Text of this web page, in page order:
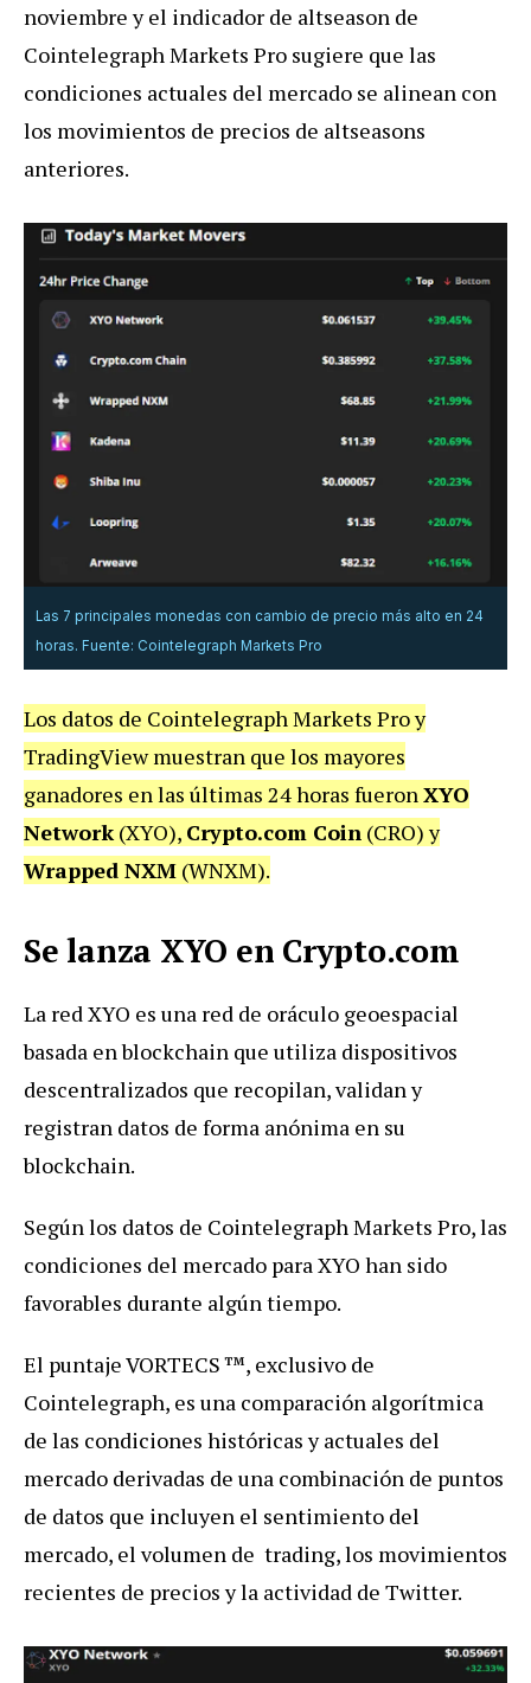
noviembre y el indicador de altseason de
Cointelegraph Markets Pro sugiere que las
condiciones actuales del mercado se alinean con
los movimientos de precios de altseasons
anteriores.
Las 7 principales monedas con cambio de precio más alto en 24
horas. Fuente: Cointelegraph Markets Pro
Los datos de Cointelegraph Markets Pro y
TradingView muestran que los mayores
ganadores en las últimas 24 horas fueronXYO
Network(XYO), Crypto.com Coin (CRO) y
Wrapped NXM (WNXM).
Se lanza XYO en Crypto.com
La red XYO es una red de oráculo geoespacial
basada en blockchain que utiliza dispositivos
descentralizados que recopilan, validan y
registran datos de forma anónima en su
blockchain.
Según los datos de Cointelegraph Markets Pro, las
condiciones del mercado para XYO han sido
favorables durante algún tiempo.
El puntaje VORTECS ™, exclusivo de
Cointelegraph, es una comparación algorítmica
de las condiciones históricas y actuales del
mercado derivadas de una combinación de puntos
de datos que incluyen el sentimiento del
mercado, el volumen de trading, los movimientos
recientes de precios y la actividad de Twitter.